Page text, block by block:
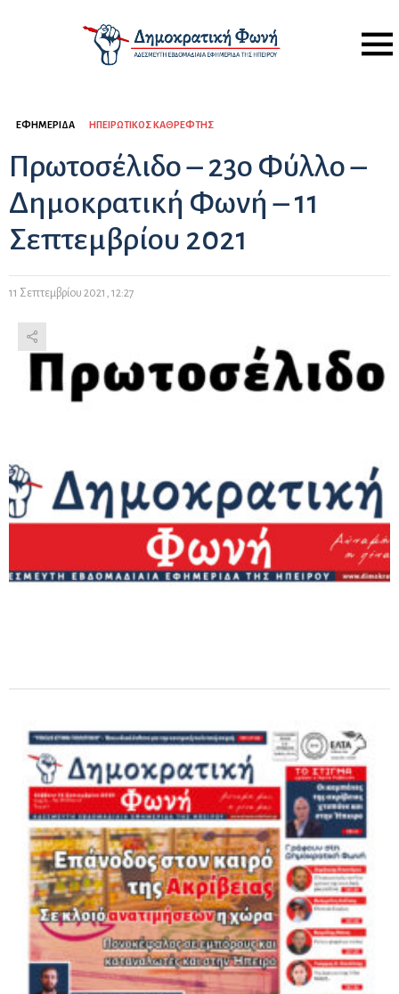
Menu
ΕΦΗΜΕΡΊΔΑ ΗΠΕΙΡΏΤΙΚΟΣ ΚΑΘΡΈΦΤΗΣ
Πρωτοσέλιδο – 23ο Φύλλο –
Δημοκρατική Φωνή – 11
Σεπτεμβρίου 2021
11 Σεπτεμβρίου 2021, 12:27